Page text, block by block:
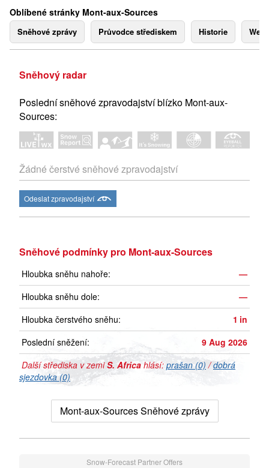
Oblíbené stránky Mont-aux-Sources
Sněhové zprávy Průvodce střediskem Historie
Sněhový radar
Poslední sněhové zpravodajství blízko Mont-aux-
Sources:
Žádné čerstvé sněhové zpravodajství
Odeslat zpravodajství
Sněhové podmínky pro Mont-aux-Sources
Hloubka sněhu nahoře:
—
Hloubka sněhu dole:
—
Hloubka čerstvého sněhu:
1 in
Poslední sněžení:
9 Aug 2026
Další střediska v zemiS. Africa hlásí: prašan (0) /dobrá
sjezdovka (0)
Mont-aux-Sources Sněhové zprávy
Snow-Forecast Partner Offers